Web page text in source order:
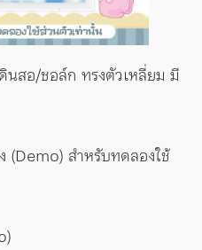
นสอ/ชอล์ก ทรงตัวเหลี่ยม มี
(Demo) สำหรับทดลองใช้